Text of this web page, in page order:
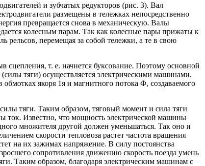
и зубчатых редукторов (рис. 3). Вал
размещены в тележках непосредственно
превращается снова в механическую. Валы
колесным парам. Так как колесные пары прижаты к
рельсов, перемещая за собой тележки, а те в свою
т. е. начнется буксование. Поэтому основной
тяги) осуществляется электрическими машинами.
якоря 1я и магнитного потока Ф, создаваемого
тяги. Таким образом, тяговый момент и сила тяги
ток. Известно, что мощность электрической машины
множителя другой должен уменьшаться. Так оно и
скорости тепловоза растет частота вращения
на их зажимах напряжение. В силу постоянства
сопротивления движению скорость поезда умень
Таким образом, благодаря электрическим машинам с